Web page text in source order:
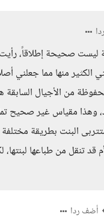
صحيحة إطلاقاً،
منها مما جعلني
من الأجيال السابقة
وهذا مقياس غير صحيح
البنت بطريقة
تنقل من طباعها
أضف ردا